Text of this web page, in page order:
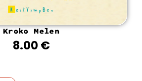
Kroko Melen
8.00 €